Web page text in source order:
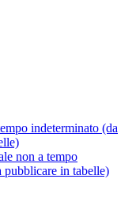
indeterminato (da
non a tempo
pubblicare in tabelle)